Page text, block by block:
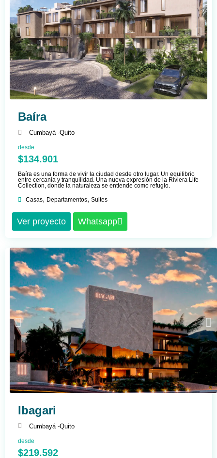
Baíra
Cumbayá -Quito
desde
$134.901
Baíra es una forma de vivir la ciudad desde otro lugar. Un equilibrio
entre cercanía y tranquilidad. Una nueva expresión de la Riviera Life
Collection, donde la naturaleza se entiende como refugio.
Casas, Departamentos, Suites
Ver proyecto Whatsapp
Ibagari
Cumbayá -Quito
desde
$219.592